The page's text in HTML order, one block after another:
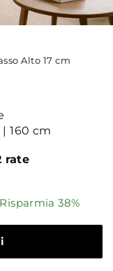
Alto 17 cm
160 cm
rate
Risparmia 38%